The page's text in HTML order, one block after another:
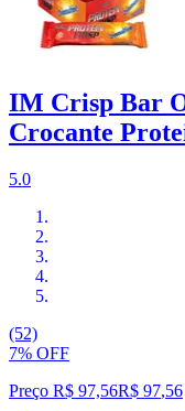
IM Crisp Bar
Crocante
5.0
(52)
7% OFF
Preço R$ 97,56R$ 97,56